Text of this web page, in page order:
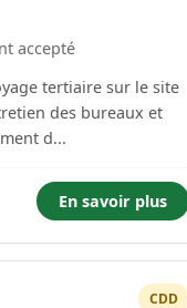
accepté
tertiaire sur le site
d...
En savoir plus
CDD